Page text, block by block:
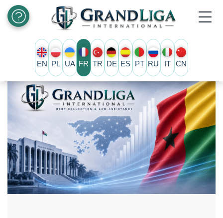
EN PL UA FR TR DE ES PT RU IT CN